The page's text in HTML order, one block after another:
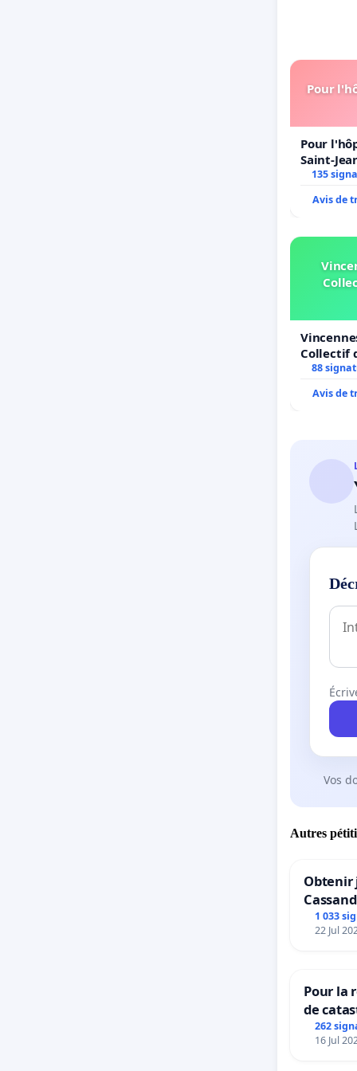
Pour
Pour
Saint-
135
Avis de
Collectif
Simone
88
Avis de
Vos
Autres
Obtenir
1 033
22 Jul
Pour la
de
grêle
et ses
262
16 Jul